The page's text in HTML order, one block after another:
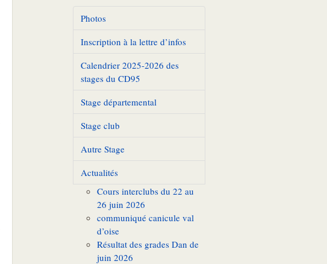
Photos
Inscription à la lettre d’infos
Calendrier 2025-2026 des
stages du CD95
Stage départemental
Stage club
Autre Stage
Actualités
Cours interclubs du 22 au
26 juin 2026
communiqué canicule val
d’oise
Résultat des grades Dan de
juin 2026